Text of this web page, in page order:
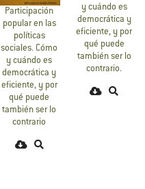
Participación
popular en las
políticas
sociales. Cómo
y cuándo es
democrática y
eficiente, y por
qué puede
también ser lo
contrario
y cuándo es
democrática y
eficiente, y por
qué puede
también ser lo
contrario.